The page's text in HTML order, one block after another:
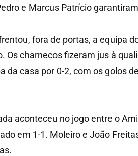
e Marcus Patrício
fora de portas, a equipa
Os charnecos fizeram jus à
da casa por 0-2, com os golos
aconteceu no jogo entre o
em 1-1. Moleiro e João